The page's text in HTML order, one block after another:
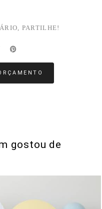
PARTILHE!
gostou de